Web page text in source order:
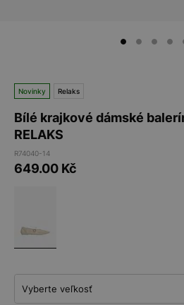
Novinky Relaks
Bílé krajkové dámské
RELAKS
R74040-14
649.00 Kč
Vyberte veľkosť